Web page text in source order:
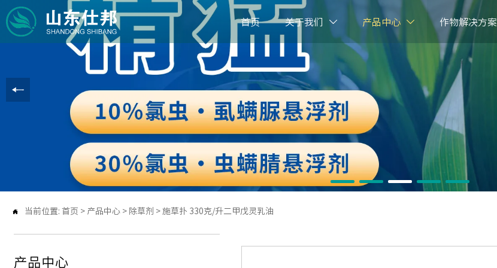
首页 关于我们  产品中心  作物解决方案
 当前位置: 首页 > 产品中心 > 除草剂 > 施草扑 330克/升二甲戊灵乳油
产品中心